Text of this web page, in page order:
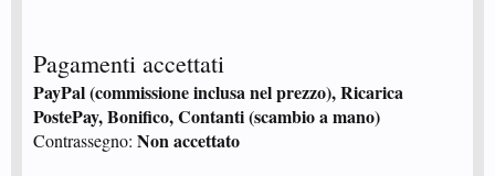
Pagamenti accettati
PayPal (commissione inclusa nel prezzo), Ricarica
PostePay, Bonifico, Contanti (scambio a mano)
Contrassegno: Non accettato